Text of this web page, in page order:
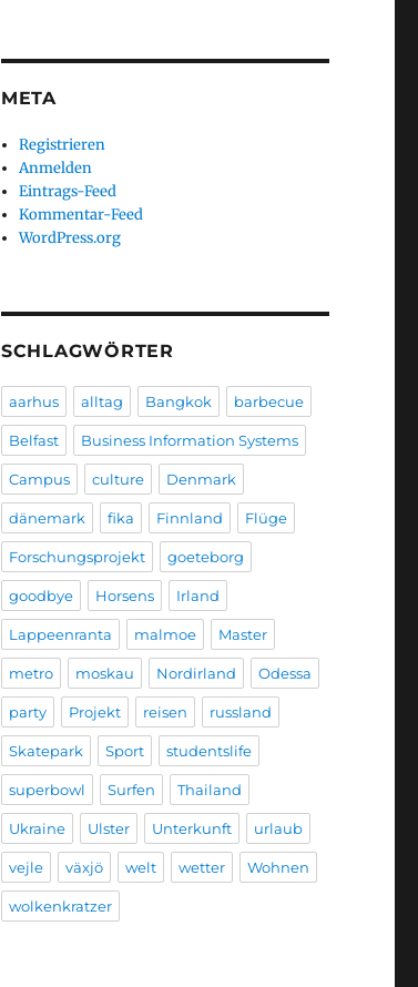
META
Registrieren
Anmelden
Eintrags-Feed
Kommentar-Feed
WordPress.org
SCHLAGWÖRTER
aarhus alltag Bangkok barbecue
Belfast Business Information Systems
Campus culture Denmark
dänemark fika Finnland Flüge
Forschungsprojekt goeteborg
goodbye Horsens Irland
Lappeenranta malmoe Master
metro moskau Nordirland Odessa
party Projekt reisen russland
Skatepark Sport studentslife
superbowl Surfen Thailand
Ukraine Ulster Unterkunft urlaub
vejle växjö welt wetter Wohnen
wolkenkratzer